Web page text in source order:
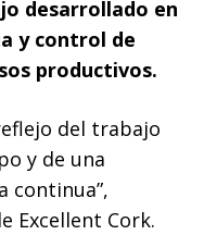
desarrollado en
y control de
productivos.
del trabajo
y de una
continua”,
Excellent Cork.